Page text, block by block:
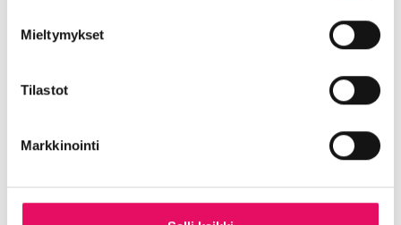
Mieltymykset
Tilastot
Markkinointi
idea